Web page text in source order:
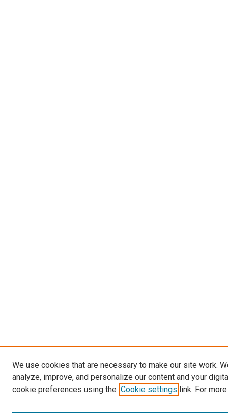
We use cookies that are necessary to make our site work.
analyze, improve, and personalize our content and your
cookie preferences using the Cookie settings link. For